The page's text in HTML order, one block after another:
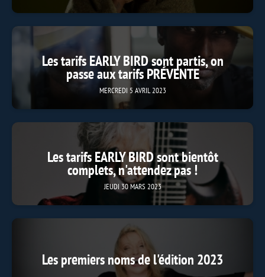
Les tarifs EARLY BIRD sont partis, on
passe aux tarifs PRÉVENTE
MERCREDI 5 AVRIL 2023
Les tarifs EARLY BIRD sont bientôt
complets, n'attendez pas !
JEUDI 30 MARS 2023
Les premiers noms de l'édition 2023